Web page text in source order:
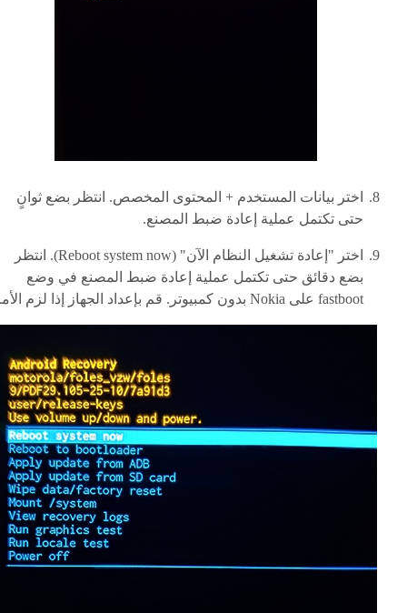
اختر بيانات المستخدم + المحتوى المخصص. انتظر بضع ثوانٍ
حتى تكتمل عملية إعادة ضبط المصنع.
اختر "إعادة تشغيل النظام الآن" (Reboot system now). انتظر
بضع دقائق حتى تكتمل عملية إعادة ضبط المصنع في وضع
fastboot على Nokia بدون كمبيوتر. قم بإعداد الجهاز إذا لزم الأمر.